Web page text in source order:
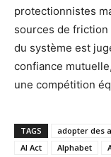
protectionnistes
sources de
du système est
confiance
une compétition
TAGS
adopter des
AI Act
Alphabet